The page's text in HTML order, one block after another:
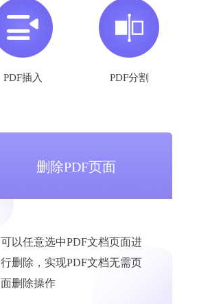
PDF插入 PDF分割
删除PDF页面
可以任意选中PDF文档页面进
行删除，实现PDF文档无需页
面删除操作